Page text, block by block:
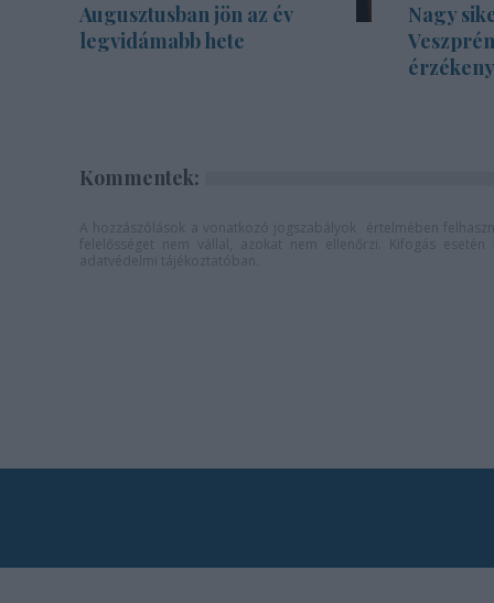
Augusztusban jön az év
legvidámabb hete
Nagy
Kommentek: